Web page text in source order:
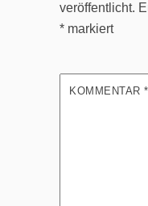
veröffentlicht.
* markiert
KOMMENTAR*